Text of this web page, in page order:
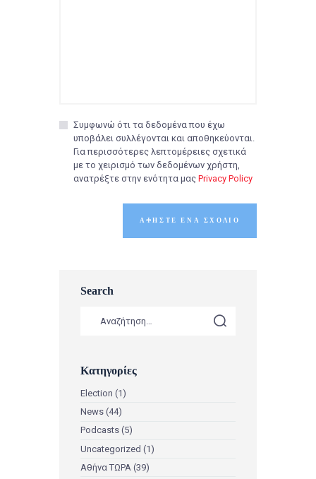
Συμφωνώ ότι τα δεδομένα που έχω
υποβάλει συλλέγονται και αποθηκεύονται.
Για περισσότερες λεπτομέρειες σχετικά
με το χειρισμό των δεδομένων χρήστη,
ανατρέξτε στην ενότητα μας Privacy Policy
Search
Κατηγορίες
Election (1)
News (44)
Podcasts (5)
Uncategorized (1)
Αθήνα ΤΩΡΑ (39)